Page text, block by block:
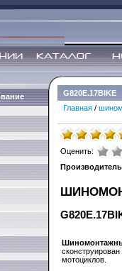
G820E.17BIKE
Главная /
Оценить:
Производитель
мотоциклов.